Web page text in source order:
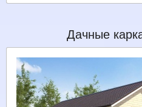
Дачные